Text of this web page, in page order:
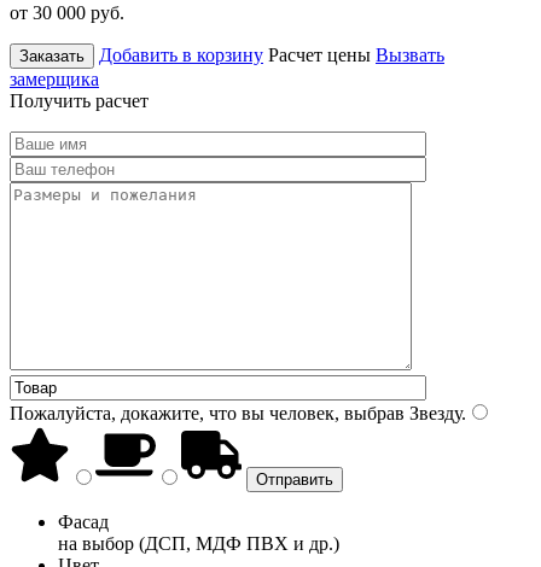
от 30 000 руб.
Заказать Добавить в корзину Расчет цены Вызвать
замерщика
Получить расчет
Пожалуйста, докажите, что вы человек, выбрав Звезду.
Фасад
на выбор (ДСП, МДФ ПВХ и др.)